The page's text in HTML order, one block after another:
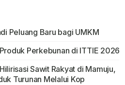
Peluang Baru bagi UMKM
Perkebunan di ITTIE 2026
Sawit Rakyat di Mamuju,
Turunan Melalui Kop